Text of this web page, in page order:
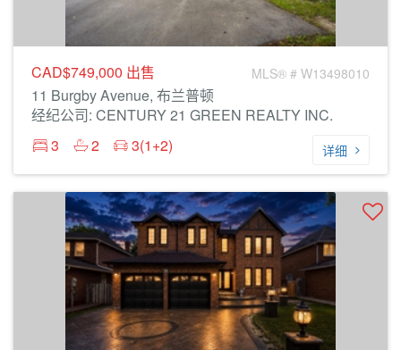
CAD$749,000 出售 MLS® # W13498010
11 Burgby Avenue, 布兰普顿
经纪公司: CENTURY 21 GREEN REALTY INC.
3
2 3(1+2) 详细